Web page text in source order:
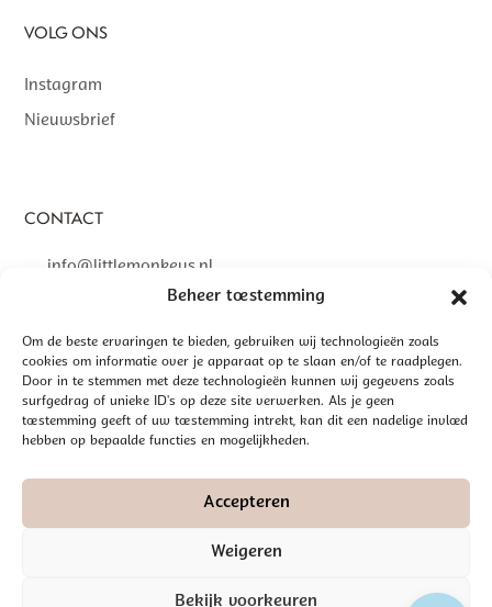
Beheer toestemming
Om de beste ervaringen te bieden, gebruiken wij technologieën zoals
cookies om informatie over je apparaat op te slaan en/of te raadplegen.
Door in te stemmen met deze technologieën kunnen wij gegevens zoals
surfgedrag of unieke ID's op deze site verwerken. Als je geen
toestemming geeft of uw toestemming intrekt, kan dit een nadelige invloed
hebben op bepaalde functies en mogelijkheden.
Accepteren
Weigeren
Bekijk voorkeuren
VOLG ONS
Instagram
Nieuwsbrief
CONTACT
info@littlemonkeys.nl
©2026 LITTLE MONKEYS | GEREALISEERD DOORINTERLY
ALGEMENE VOORWAARDEN
PRIVACYBELEID